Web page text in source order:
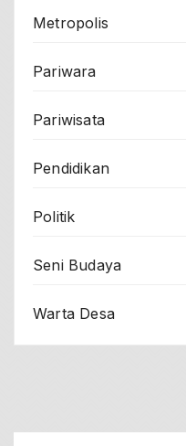
Metropolis
Pariwara
Pariwisata
Pendidikan
Politik
Seni Budaya
Warta Desa